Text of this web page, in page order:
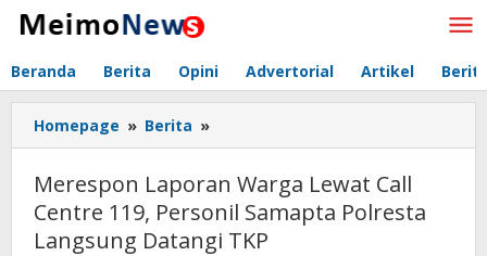
Lewati
Beranda Berita Opini Advertorial Artikel
Homepage » Berita »
Laporan
Lewat
Call
Centre
Merespon Laporan Warga Lewat Call
Centre 119, Personil Samapta Polresta
Langsung Datangi TKP